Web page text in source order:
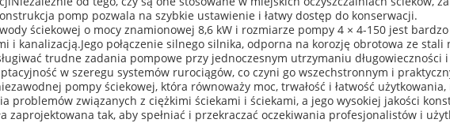
pomp pozwala na szybkie ustawienie i łatwy dostęp do konserwacji.
ściekowej o mocy znamionowej 8,6 kW i rozmiarze pompy 4 × 4-150 jest
i kanalizacją.Jego połączenie silnego silnika, odporna na korozję obrotowa ze
trudne zadania pompowe przy jednoczesnym utrzymaniu
w szeregu systemów rurociągów, co czyni go wszechstronnym i
pompy ściekowej, która równoważy moc, trwałość i łatwość
problemów związanych z ciężkimi ściekami i ściekami, a jego wysokiej jakości
zaprojektowana tak, aby spełniać i przekraczać oczekiwania profesjonalistów i